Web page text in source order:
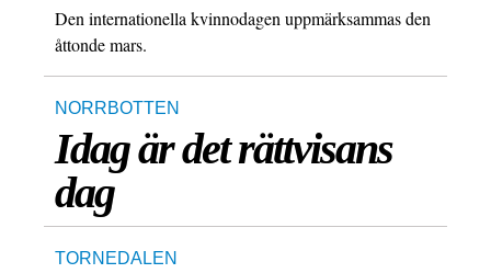
Den internationella kvinnodagen uppmärksammas den
åttonde mars.
NORRBOTTEN
Idag är det rättvisans
dag
TORNEDALEN